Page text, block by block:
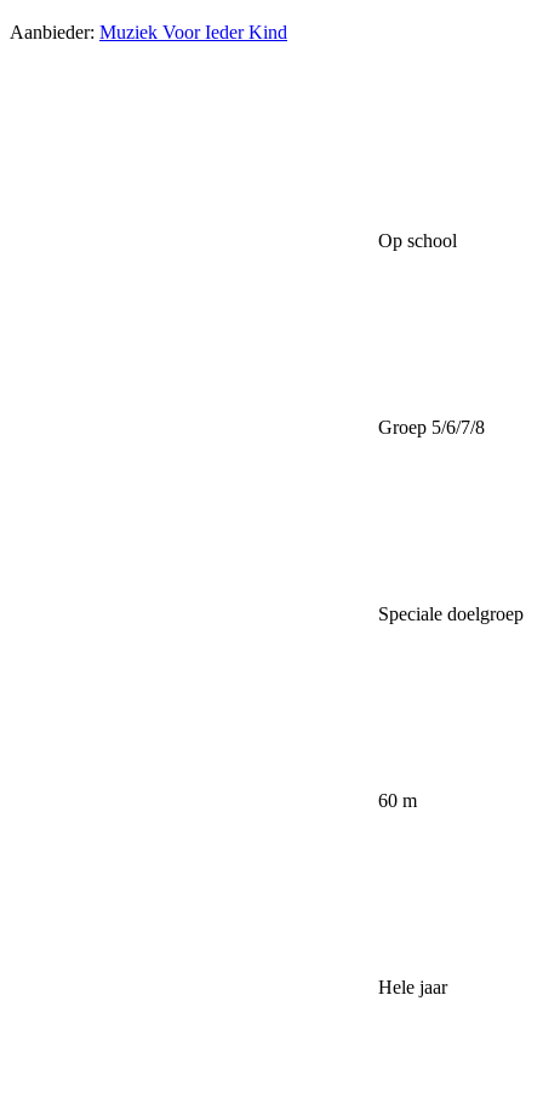
Aanbieder: Muziek Voor Ieder Kind
Op school
Groep 5/6/7/8
Speciale doelgroep
60 m
Hele jaar